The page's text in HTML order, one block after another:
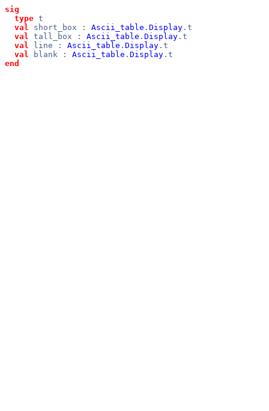
sig
type t
val short_box : Ascii_table . Display .t
val tall_box : Ascii_table . Display .t
val line : Ascii_table . Display .t
val blank : Ascii_table . Display .t
end